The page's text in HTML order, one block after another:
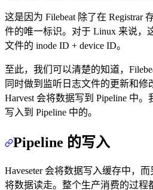
这是因为 Filebeat 除了在 Registrar
件的唯一标识。对于 Linux 来说，
文件的 inode ID + device ID。
至此，我们可以清楚的知道，
同时做到监听日志文件的更新和修
Harvest 会将数据写到 Pipeline 中
写入到 Pipeline 中的。
Pipeline 的写入
Haveseter 会将数据写入缓存中，
将数据读走。整个生产消费的过程